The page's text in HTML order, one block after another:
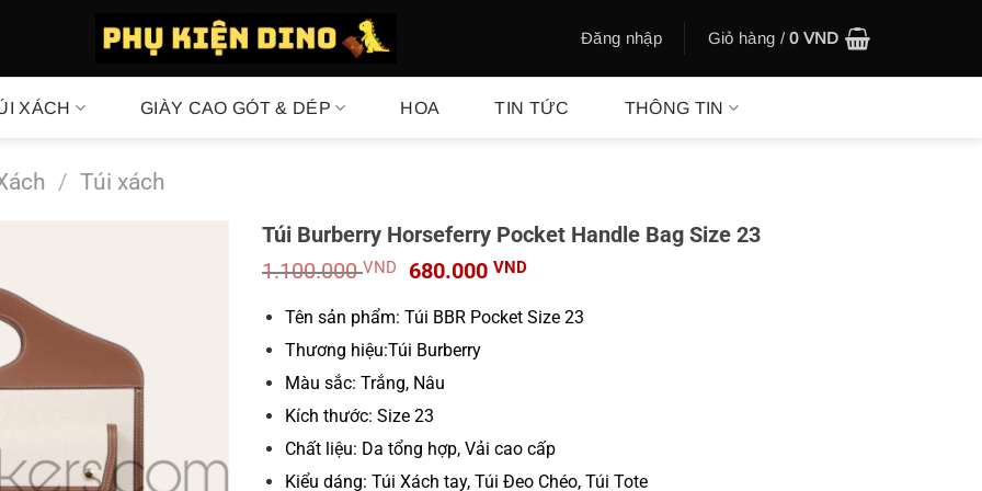
Đăng nhập Giỏ hàng /0 VND
XÁCH GIÀY CAO GÓT & DÉP HOA TIN TỨC THÔNG TIN
/ Túi xách
Túi Burberry Horseferry Pocket Handle Bag Size 23
1.100.000VND
Giá
là:
680.000 VNDGiá
tại
Tên sản phẩm: Túi BBR Pocket Size 23
Thương hiệu:Túi Burberry
Màu sắc: Trắng, Nâu
Kích thước: Size 23
Chất liệu: Da tổng hợp, Vải cao cấp
Kiểu dáng: Túi Xách tay, Túi Đeo Chéo, Túi Tote